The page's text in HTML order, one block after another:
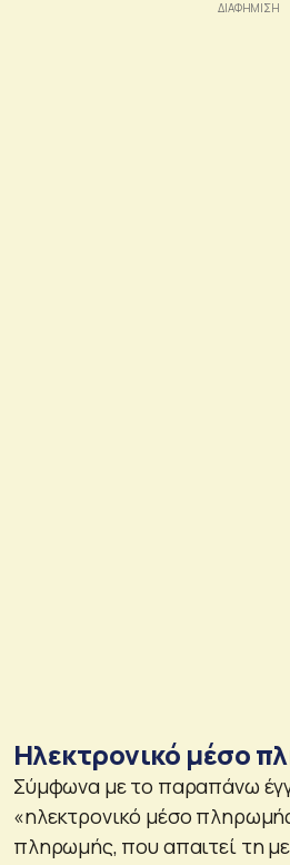
Ηλεκτρονικό μέσο
Σύμφωνα με το παραπάνω
«ηλεκτρονικό μέσο
πληρωμής, που απαιτεί τη